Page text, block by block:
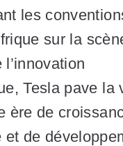
les
sur la
Tesla pave la
ère de
et de